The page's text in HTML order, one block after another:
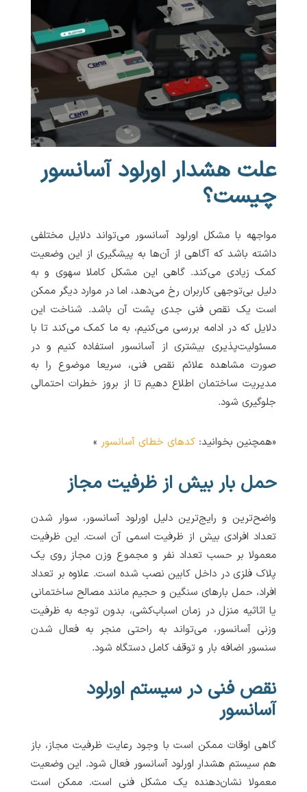
علت هشدار اورلود آسانسور
چیست؟
مواجهه با مشکل اورلود آسانسور می‌تواند دلایل مختلفی
داشته باشد که آگاهی از آن‌ها به پیشگیری از این وضعیت
کمک زیادی می‌کند. گاهی این مشکل کاملا سهوی و به
دلیل بی‌توجهی کاربران رخ می‌دهد، اما در موارد دیگر ممکن
است یک نقص فنی جدی پشت آن باشد. شناخت این
دلایل که در ادامه بررسی می‌کنیم، به ما کمک می‌کند تا با
مسئولیت‌پذیری بیشتری از آسانسور استفاده کنیم و در
صورت مشاهده علائم نقص فنی، سریعا موضوع را به
مدیریت ساختمان اطلاع دهیم تا از بروز خطرات احتمالی
جلوگیری شود.
«همچنین بخوانید: کدهای خطای آسانسور »
حمل بار بیش از ظرفیت مجاز
واضح‌ترین و رایج‌ترین دلیل اورلود آسانسور، سوار شدن
تعداد افرادی بیش از ظرفیت اسمی آن است. این ظرفیت
معمولا بر حسب تعداد نفر و مجموع وزن مجاز روی یک
پلاک فلزی در داخل کابین نصب شده است. علاوه بر تعداد
افراد، حمل بارهای سنگین و حجیم مانند مصالح ساختمانی
یا اثاثیه منزل در زمان اسباب‌کشی، بدون توجه به ظرفیت
وزنی آسانسور، می‌تواند به راحتی منجر به فعال شدن
سنسور اضافه بار و توقف کامل دستگاه شود.
نقص فنی در سیستم اورلود
آسانسور
گاهی اوقات ممکن است با وجود رعایت ظرفیت مجاز، باز
هم سیستم هشدار اورلود آسانسور فعال شود. این وضعیت
معمولا نشان‌دهنده یک مشکل فنی است. ممکن است